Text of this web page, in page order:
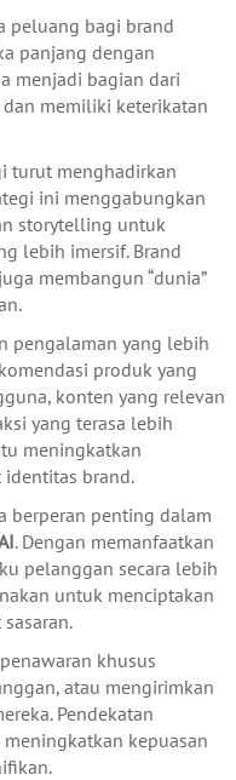
peluang bagi brand
panjang dengan
menjadi bagian dari
memiliki keterikatan
turut menghadirkan
ini menggabungkan
storytelling untuk
lebih imersif. Brand
membangun “dunia”
pengalaman yang lebih
produk yang
konten yang relevan
yang terasa lebih
meningkatkan
brand.
berperan penting dalam
. Dengan memanfaatkan
pelanggan secara lebih
untuk menciptakan
khusus
atau mengirimkan
Pendekatan
kepuasan